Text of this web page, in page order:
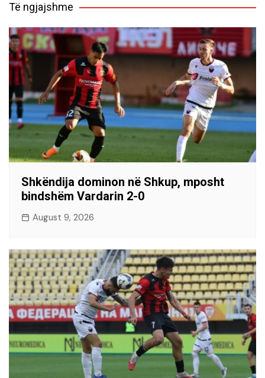
Të ngjajshme
Shkëndija dominon në Shkup, mposht
bindshëm Vardarin 2-0
August 9, 2026